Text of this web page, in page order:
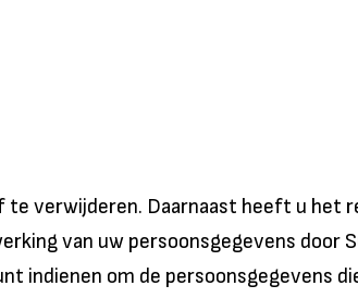
verwijderen. Daarnaast heeft u het
van uw persoonsgegevens door
indienen om de persoonsgegevens